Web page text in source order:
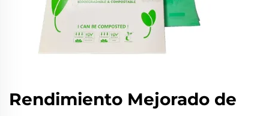
Rendimiento Mejorado de